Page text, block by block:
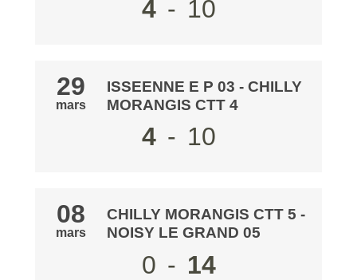
4 - 10
29
mars
ISSEENNE E P 03 - CHILLY
MORANGIS CTT 4
4 - 10
08
mars
CHILLY MORANGIS CTT 5 -
NOISY LE GRAND 05
0 - 14